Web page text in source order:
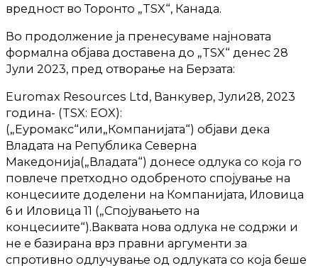
вредност во Торонто „TSX“, Канада.
Во продолжение ја пренесуваме најновата
формална објава доставена до „TSX“ денес 28
Јули 2023, пред отворање на Берзата:
Euromax Resources Ltd, Ванкувер, Јули28, 2023
година- (TSX: EOX):
(„Еуромакс“или„Компанијата“) објави дека
Владата на Република Северна
Македонија(„Владата“) донесе одлука со која го
повлече претходно одобреното спојување на
концесиите доделени на Компанијата, Иловица
6 и Иловица 11 („Спојувањето на
концесиите“).Ваквата нова одлука не содржи и
не е базирана врз правни аргументи за
спротивно одлучување од одлуката со која беше